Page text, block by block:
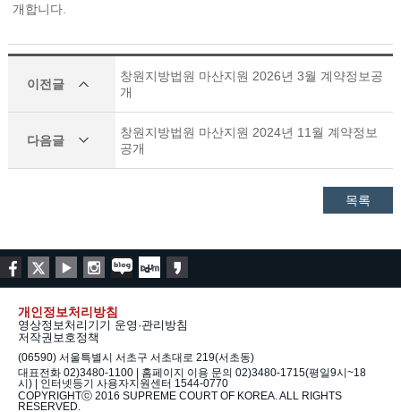
개합니다.
이전글
창원지방법원 마산지원 2026년 3월 계약정보공
개
다음글
창원지방법원 마산지원 2024년 11월 계약정보
공개
목록
개인정보처리방침
영상정보처리기기 운영·관리방침
저작권보호정책
(06590) 서울특별시 서초구 서초대로 219(서초동)
대표전화 02)3480-1100 | 홈페이지 이용 문의 02)3480-1715(평일9시~18
시) | 인터넷등기 사용자지원센터 1544-0770
COPYRIGHTⓒ 2016 SUPREME COURT OF KOREA. ALL RIGHTS
RESERVED.